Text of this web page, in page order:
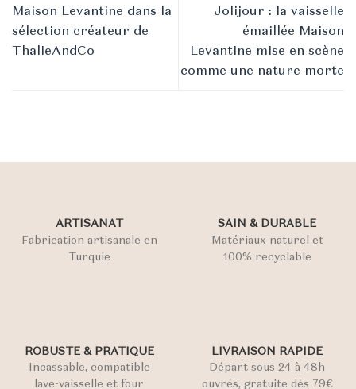
Maison Levantine dans la
sélection créateur de
ThalieAndCo
Jolijour : la vaisselle
émaillée Maison
Levantine mise en scène
comme une nature morte
ARTISANAT
Fabrication artisanale en
Turquie
SAIN & DURABLE
Matériaux naturel et
100% recyclable
ROBUSTE & PRATIQUE
Incassable, compatible
lave-vaisselle et four
LIVRAISON RAPIDE
Départ sous 24 à 48h
ouvrés, gratuite dès 79€